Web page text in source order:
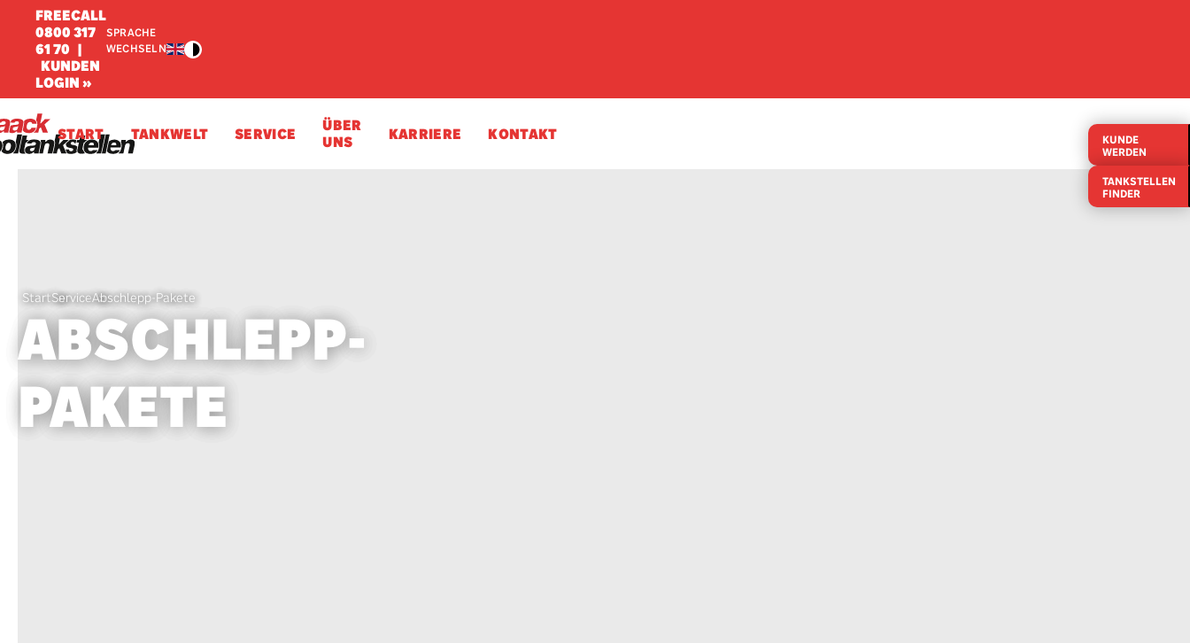
FREECALL
0800 317
61 70 |
KUNDEN
LOGIN »
SPRACHE
WECHSELN
START TANKWELT SERVICE
ÜBER
UNS
KARRIERE KONTAKT
StartServiceAbschlepp-Pakete
ABSCHLEPP-
PAKETE
KUNDE
WERDEN
TANKSTELLEN
FINDER